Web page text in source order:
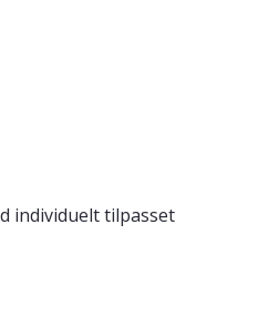
individuelt tilpasset